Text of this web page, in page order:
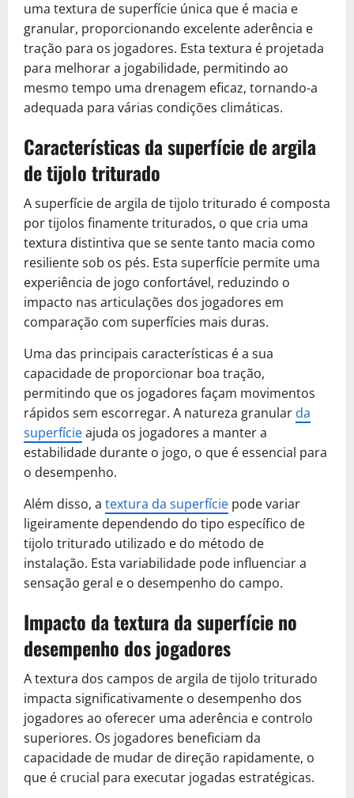
uma textura de superfície única que é macia e
granular, proporcionando excelente aderência e
tração para os jogadores. Esta textura é projetada
para melhorar a jogabilidade, permitindo ao
mesmo tempo uma drenagem eficaz, tornando-a
adequada para várias condições climáticas.
Características da superfície de argila
de tijolo triturado
A superfície de argila de tijolo triturado é composta
por tijolos finamente triturados, o que cria uma
textura distintiva que se sente tanto macia como
resiliente sob os pés. Esta superfície permite uma
experiência de jogo confortável, reduzindo o
impacto nas articulações dos jogadores em
comparação com superfícies mais duras.
Uma das principais características é a sua
capacidade de proporcionar boa tração,
permitindo que os jogadores façam movimentos
rápidos sem escorregar. A natureza granular da
superfícieajuda os jogadores a manter a
estabilidade durante o jogo, o que é essencial para
o desempenho.
Além disso, a textura da superfície pode variar
ligeiramente dependendo do tipo específico de
tijolo triturado utilizado e do método de
instalação. Esta variabilidade pode influenciar a
sensação geral e o desempenho do campo.
Impacto da textura da superfície no
desempenho dos jogadores
A textura dos campos de argila de tijolo triturado
impacta significativamente o desempenho dos
jogadores ao oferecer uma aderência e controlo
superiores. Os jogadores beneficiam da
capacidade de mudar de direção rapidamente, o
que é crucial para executar jogadas estratégicas.